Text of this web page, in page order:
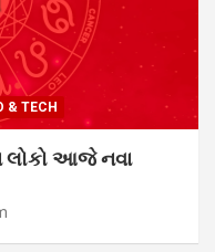
& TECH
લોકો આજે નવા